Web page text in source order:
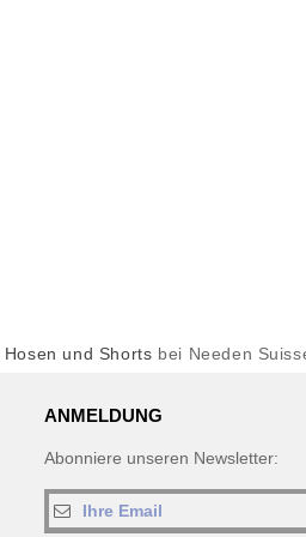
und Shorts bei Needen
ANMELDUNG
Abonniere unseren Newsletter: